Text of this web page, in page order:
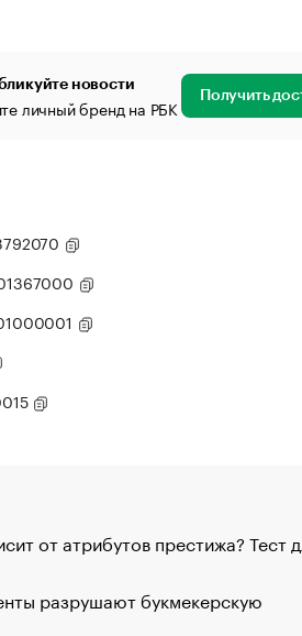
новости
личный бренд на РБК Получить
от атрибутов престижа? Тест
разрушают букмекерскую